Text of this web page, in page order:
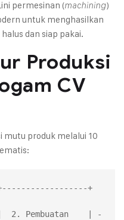
permesinan (machining)
untuk menghasilkan
dan siap pakai.
Produksi
CV
mutu produk melalui 10
+
2. Pembuatan    | -